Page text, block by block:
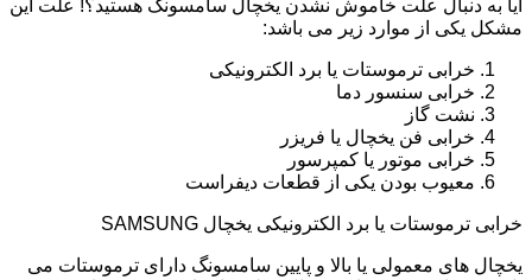
آیا به دنبال علت خاموش نشدن یخچال سامسونگ هستید؟! علت این
مشکل یکی از موارد زیر می باشد:
خرابی ترموستات یا برد الکترونیکی
خرابی سنسور دما
نشت گاز
خرابی فن یخچال یا فریزر
خرابی موتور یا کمپرسور
معیوب بودن یکی از قطعات دیفراست
خرابی ترموستات یا برد الکترونیکی یخچال SAMSUNG
یخچال های معمولی یا بالا و پایین سامسونگ دارای ترموستات می